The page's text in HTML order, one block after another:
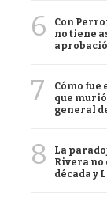
6
Con
no tiene
7
Cómo
que
general
8
La
Rivera no
década y